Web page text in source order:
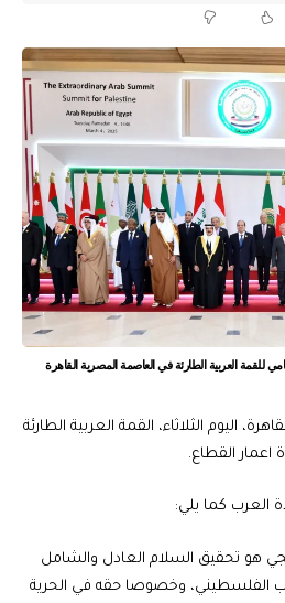
للقمة العربية الطارئة في العاصمة المصرية القاهرة
اليوم الثلاثاء، القمة العربية الطارئة
اعمار القطاع.
العرب كما يلي:
هو تحقيق السلام العادل والشامل
الفلسطيني، وخصوصا حقه في الحرية